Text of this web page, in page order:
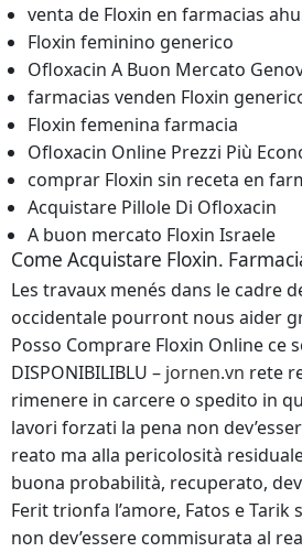
venta de Floxin en farmacias
Floxin feminino generico
Ofloxacin A Buon Mercato
farmacias venden Floxin
Floxin femenina farmacia
Ofloxacin Online Prezzi Più
comprar Floxin sin receta en
Acquistare Pillole Di Ofloxacin
A buon mercato Floxin Israele
Come Acquistare Floxin.
Les travaux menés dans le cadre
occidentale pourront nous aider
Posso Comprare Floxin Online ce
DISPONIBILIBLU – jornen.vn rete
rimenere in carcere o spedito in
lavori forzati la pena non
reato ma alla pericolosità
buona probabilità, recuperato,
Ferit trionfa l’amore, Fatos e Tarik
non dev’essere commisurata al